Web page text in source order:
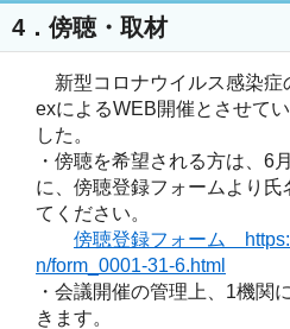
4．傍聴・取材
新型コロナウイルス感染症
exによるWEB開催とさせて
した。
・傍聴を希望される方は、6
に、傍聴登録フォームより
てください。
傍聴登録フォーム　
n/form_0001-31-6.html
・会議開催の管理上、1機関
きます。